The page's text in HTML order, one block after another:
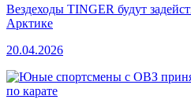
Вездеходы TINGER будут
Арктике
20.04.2026